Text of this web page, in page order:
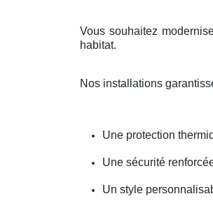
Vous souhaitez
habitat.
Nos installations
Une protection
Une sécurité
Un style